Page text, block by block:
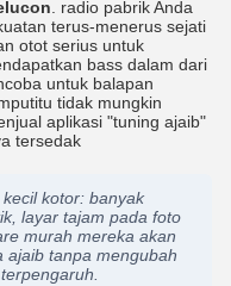
. radio pabrik Anda
terus-menerus sejati
otot serius untuk
bass dalam dari
untuk balapan
tidak mungkin
aplikasi "tuning ajaib"
tersedak
kotor: banyak
layar tajam pada foto
murah mereka akan
ajaib tanpa mengubah